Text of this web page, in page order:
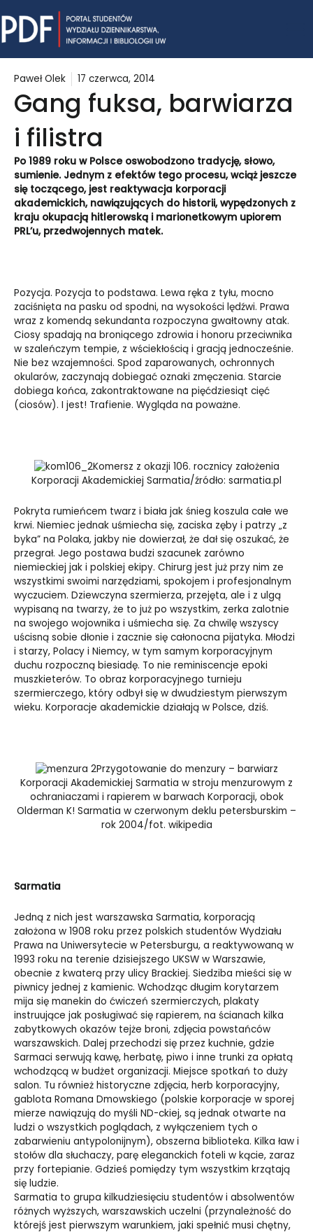
to
content
Paweł Olek 17 czerwca, 2014
Gang fuksa, barwiarza
i filistra
Po 1989 roku w Polsce oswobodzono tradycję, słowo,
sumienie. Jednym z efektów tego procesu, wciąż jeszcze
się toczącego, jest reaktywacja korporacji
akademickich, nawiązujących do historii, wypędzonych z
kraju okupacją hitlerowską i marionetkowym upiorem
PRL’u, przedwojennych matek.
Pozycja. Pozycja to podstawa. Lewa ręka z tyłu, mocno
zaciśnięta na pasku od spodni, na wysokości lędźwi. Prawa
wraz z komendą sekundanta rozpoczyna gwałtowny atak.
Ciosy spadają na broniącego zdrowia i honoru przeciwnika
w szaleńczym tempie, z wściekłością i gracją jednocześnie.
Nie bez wzajemności. Spod zaparowanych, ochronnych
okularów, zaczynają dobiegać oznaki zmęczenia. Starcie
dobiega końca, zakontraktowane na pięćdziesiąt cięć
(ciosów). I jest! Trafienie. Wygląda na poważne.
Komersz z okazji 106. rocznicy założenia
Korporacji Akademickiej Sarmatia/źródło: sarmatia.pl
Pokryta rumieńcem twarz i biała jak śnieg koszula całe we
krwi. Niemiec jednak uśmiecha się, zaciska zęby i patrzy „z
byka” na Polaka, jakby nie dowierzał, że dał się oszukać, że
przegrał. Jego postawa budzi szacunek zarówno
niemieckiej jak i polskiej ekipy. Chirurg jest już przy nim ze
wszystkimi swoimi narzędziami, spokojem i profesjonalnym
wyczuciem. Dziewczyna szermierza, przejęta, ale i z ulgą
wypisaną na twarzy, że to już po wszystkim, zerka zalotnie
na swojego wojownika i uśmiecha się. Za chwilę wszyscy
uścisną sobie dłonie i zacznie się całonocna pijatyka. Młodzi
i starzy, Polacy i Niemcy, w tym samym korporacyjnym
duchu rozpoczną biesiadę. To nie reminiscencje epoki
muszkieterów. To obraz korporacyjnego turnieju
szermierczego, który odbył się w dwudziestym pierwszym
wieku. Korporacje akademickie działają w Polsce, dziś.
Przygotowanie do menzury – barwiarz
Korporacji Akademickiej Sarmatia w stroju menzurowym z
ochraniaczami i rapierem w barwach Korporacji, obok
Olderman K! Sarmatia w czerwonym deklu petersburskim –
rok 2004/fot. wikipedia
Sarmatia
Jedną z nich jest warszawska Sarmatia, korporacją
założona w 1908 roku przez polskich studentów Wydziału
Prawa na Uniwersytecie w Petersburgu, a reaktywowaną w
1993 roku na terenie dzisiejszego UKSW w Warszawie,
obecnie z kwaterą przy ulicy Brackiej. Siedziba mieści się w
piwnicy jednej z kamienic. Wchodząc długim korytarzem
mija się manekin do ćwiczeń szermierczych, plakaty
instruujące jak posługiwać się rapierem, na ścianach kilka
zabytkowych okazów tejże broni, zdjęcia powstańców
warszawskich. Dalej przechodzi się przez kuchnie, gdzie
Sarmaci serwują kawę, herbatę, piwo i inne trunki za opłatą
wchodzącą w budżet organizacji. Miejsce spotkań to duży
salon. Tu również historyczne zdjęcia, herb korporacyjny,
gablota Romana Dmowskiego (polskie korporacje w sporej
mierze nawiązują do myśli ND-ckiej, są jednak otwarte na
ludzi o wszystkich poglądach, z wyłączeniem tych o
zabarwieniu antypolonijnym), obszerna biblioteka. Kilka ław i
stołów dla słuchaczy, parę eleganckich foteli w kącie, zaraz
przy fortepianie. Gdzieś pomiędzy tym wszystkim krzątają
się ludzie.
Sarmatia to grupa kilkudziesięciu studentów i absolwentów
różnych wyższych, warszawskich uczelni (przynależność do
którejś jest pierwszym warunkiem, jaki spełnić musi chętny,